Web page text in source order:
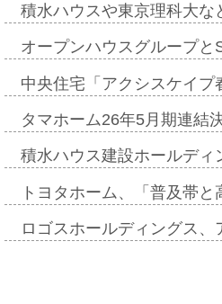
積水ハウスや東京理科大
オープンハウスグループ
中央住宅「アクシスケイ
タマホーム26年5月期連結
積水ハウス建設ホールデ
トヨタホーム、「普及帯
ロゴスホールディングス